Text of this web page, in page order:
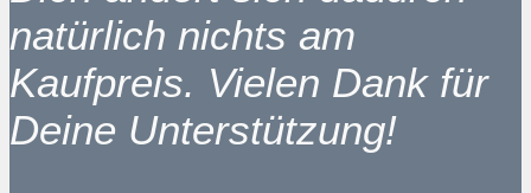
natürlich nichts am
Kaufpreis. Vielen Dank für
Deine Unterstützung!